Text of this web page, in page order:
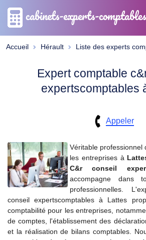
cabinets-experts-
Accueil Hérault Liste des experts
Expert comptable
expertscomptables
Appeler
Véritable professionnel
les entreprises à
C&r conseil
accompagne dans
professionnelles.
conseil expertscomptables à Lattes
comptabilité pour les entreprises,
de comptes, l'établissement des
et la réalisation de bilans comptables.